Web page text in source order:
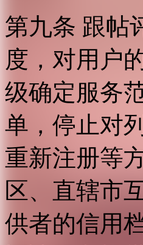
第九条 跟帖
度，对用户
级确定服务
单，停止对
重新注册等
区、直辖市
供者的信用